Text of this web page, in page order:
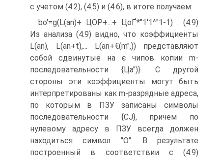
с учетом (4.2), (4.5) и (4.6), в итоге получаем:
bo'=g(L(an)+ ЦОР+...+ ЦоҐ*"1'1^"1-1) . (4.9)
Из анализа (4.9) видно, что коэффициенты
L(an), L(an+t),... L(an+€(m",)) представляют
собой сдвинутые на є чипов копии m-
последовательности {Ца")}. С другой
стороны эти коэффициенты могут быть
интерпретированы как m-разрядные адреса,
по которым в ПЗУ записаны символы
последовательности {CJ}, причем по
нулевому адресу в ПЗУ всегда должен
находиться символ "О". В результате
построенный в соответствии с (4.9)